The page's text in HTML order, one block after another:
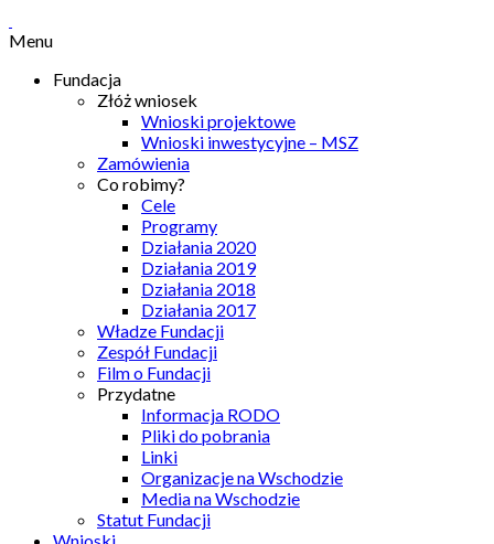
Menu
Fundacja
Złóż wniosek
Wnioski projektowe
Wnioski inwestycyjne – MSZ
Zamówienia
Co robimy?
Cele
Programy
Działania 2020
Działania 2019
Działania 2018
Działania 2017
Władze Fundacji
Zespół Fundacji
Film o Fundacji
Przydatne
Informacja RODO
Pliki do pobrania
Linki
Organizacje na Wschodzie
Media na Wschodzie
Statut Fundacji